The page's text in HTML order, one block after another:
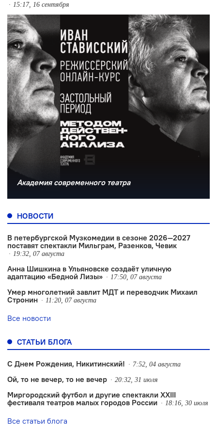
15:17, 16 сентября
Академия современного театра
НОВОСТИ
В петербургской Музкомедии в сезоне 2026—2027
поставят спектакли Мильграм, Разенков, Чевик
19:32, 07 августа
Анна Шишкина в Ульяновске создаëт уличную
адаптацию «Бедной Лизы»
17:50, 07 августа
Умер многолетний завлит МДТ и переводчик Михаил
Стронин
11:20, 07 августа
Все новости
СТАТЬИ БЛОГА
С Днем Рождения, Никитинский! 7:52, 04 августа
Ой, то не вечер, то не вечер 20:32, 31 июля
Миргородский футбол и другие спектакли XXIII
фестиваля театров малых городов России
18:16, 30 июля
Все статьи блога